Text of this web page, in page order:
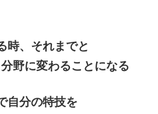
時、それまでと
野に変わることになる
自分の特技を